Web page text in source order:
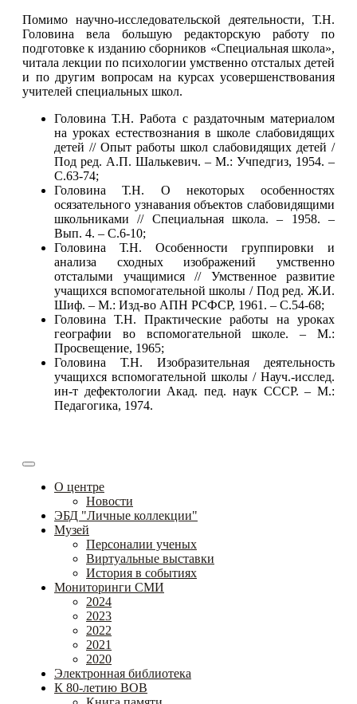
Помимо научно-исследовательской деятельности, Т.Н.
Головина вела большую редакторскую работу по
подготовке к изданию сборников «Специальная школа»,
читала лекции по психологии умственно отсталых детей
и по другим вопросам на курсах усовершенствования
учителей специальных школ.
Головина Т.Н. Работа с раздаточным материалом
на уроках естествознания в школе слабовидящих
детей // Опыт работы школ слабовидящих детей /
Под ред. А.П. Шалькевич. – М.: Учпедгиз, 1954. –
С.63-74;
Головина Т.Н. О некоторых особенностях
осязательного узнавания объектов слабовидящими
школьниками // Специальная школа. – 1958. –
Вып. 4. – С.6-10;
Головина Т.Н. Особенности группировки и
анализа сходных изображений умственно
отсталыми учащимися // Умственное развитие
учащихся вспомогательной школы / Под ред. Ж.И.
Шиф. – М.: Изд-во АПН РСФСР, 1961. – С.54-68;
Головина Т.Н. Практические работы на уроках
географии во вспомогательной школе. – М.:
Просвещение, 1965;
Головина Т.Н. Изобразительная деятельность
учащихся вспомогательной школы / Науч.-исслед.
ин-т дефектологии Акад. пед. наук СССР. – М.:
Педагогика, 1974.
О центре
Новости
ЭБД "Личные коллекции"
Музей
Персоналии ученых
Виртуальные выставки
История в событиях
Мониторинги СМИ
2024
2023
2022
2021
2020
Электронная библиотека
К 80-летию ВОВ